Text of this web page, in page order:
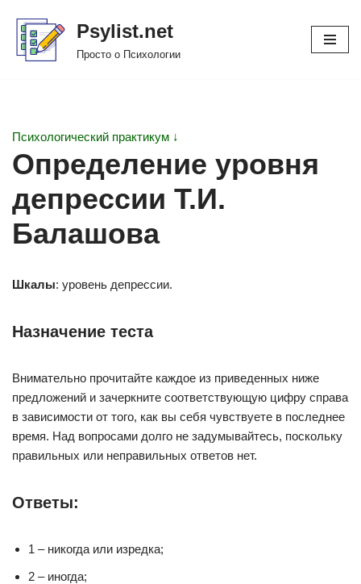
Перейти
Psylist.net
Просто о Психологии
Психологический практикум ↓
Определение уровня
депрессии Т.И.
Балашова
Шкалы: уровень депрессии.
Назначение теста
Внимательно прочитайте каждое из приведенных ниже
предложений и зачеркните соответствующую цифру справа
в зависимости от того, как вы себя чувствуете в последнее
время. Над вопросами долго не задумывайтесь, поскольку
правильных или неправильных ответов нет.
Ответы:
1 – никогда или изредка;
2 – иногда;